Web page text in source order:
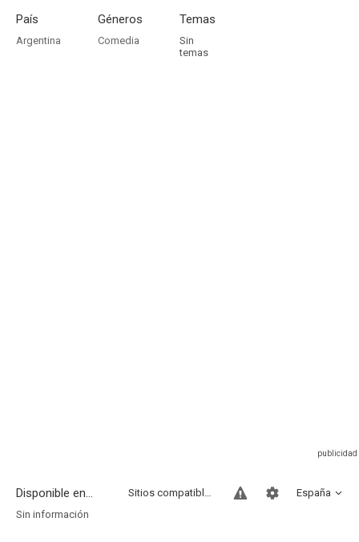
País
Argentina
Géneros
Comedia
Temas
Sin
temas
Disponible en... España
Sitios compatibles
Sin información